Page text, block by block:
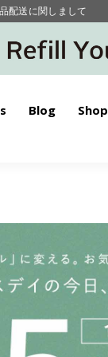
ントアップデー”
配送に関しまして
ントアップデー”
Blog Shop